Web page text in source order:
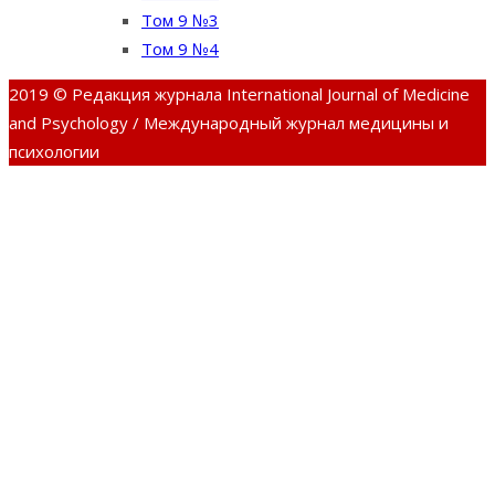
Том 9 №3
Том 9 №4
2019 © Редакция журнала International Journal of Medicine
and Psychology / Международный журнал медицины и
психологии